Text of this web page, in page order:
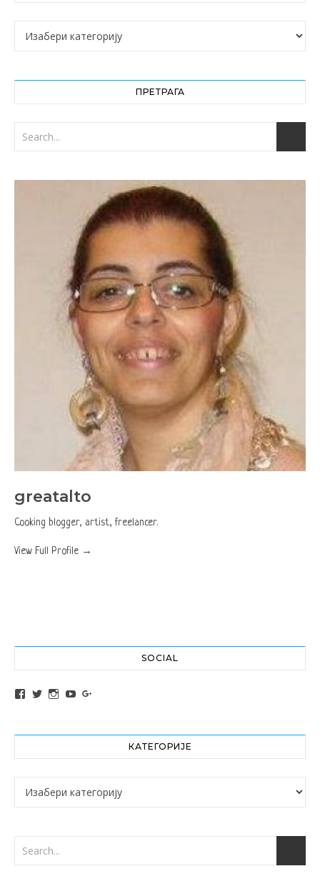
Категорије
ПРЕТРАГА
greatalto
Cooking blogger, artist, freelancer.
View Full Profile →
SOCIAL
View altochef’s profile on Facebook
View jovancica73’s profile on Twitter
View jovancica73’s profile on Instagram
View jovancica73’s profile on YouTube
КАТЕГОРИЈЕ
Категорије